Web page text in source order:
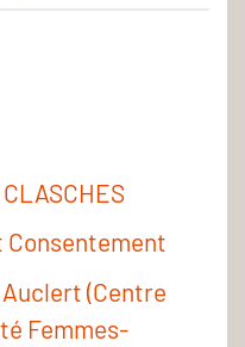
Consentement
(Centre
Femmes-